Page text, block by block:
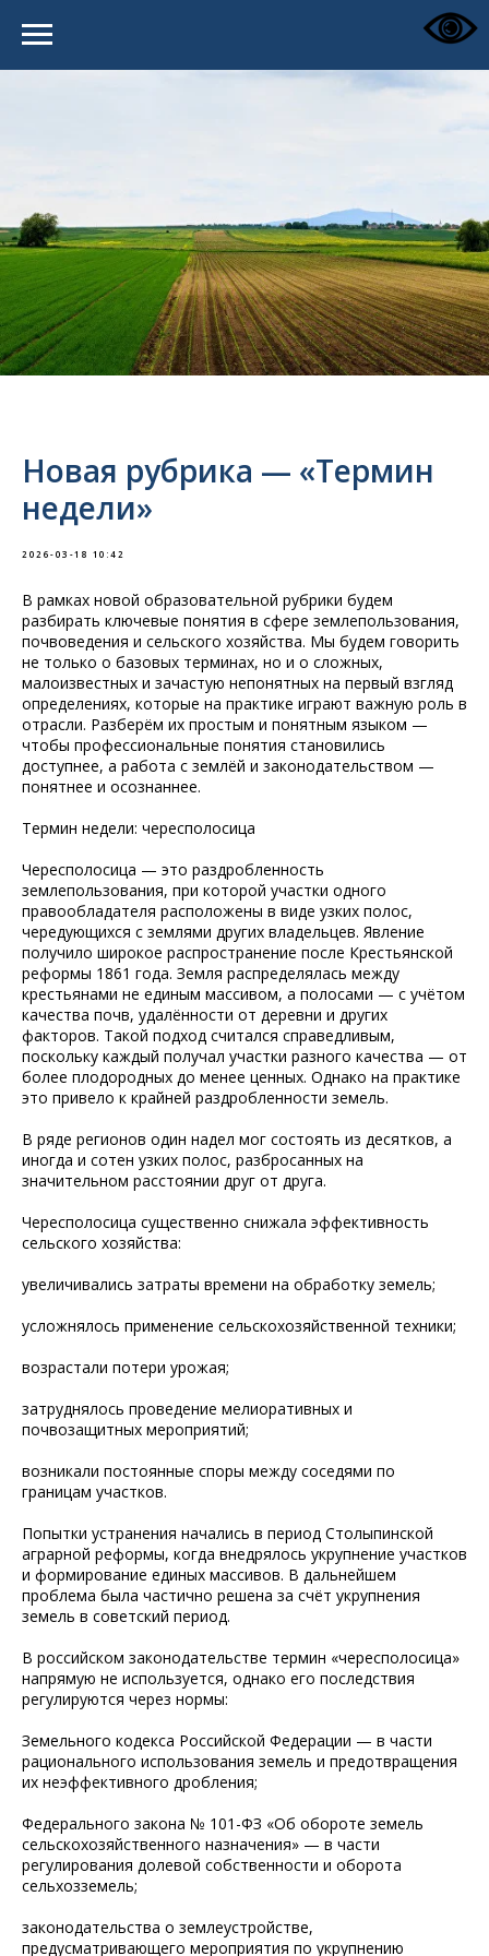
Новая рубрика — «Термин
недели»
2026-03-18 10:42
В рамках новой образовательной рубрики будем
разбирать ключевые понятия в сфере землепользования,
почвоведения и сельского хозяйства. Мы будем говорить
не только о базовых терминах, но и о сложных,
малоизвестных и зачастую непонятных на первый взгляд
определениях, которые на практике играют важную роль в
отрасли. Разберём их простым и понятным языком —
чтобы профессиональные понятия становились
доступнее, а работа с землёй и законодательством —
понятнее и осознаннее.
Термин недели: чересполосица
Чересполосица — это раздробленность
землепользования, при которой участки одного
правообладателя расположены в виде узких полос,
чередующихся с землями других владельцев. Явление
получило широкое распространение после Крестьянской
реформы 1861 года. Земля распределялась между
крестьянами не единым массивом, а полосами — с учётом
качества почв, удалённости от деревни и других
факторов. Такой подход считался справедливым,
поскольку каждый получал участки разного качества — от
более плодородных до менее ценных. Однако на практике
это привело к крайней раздробленности земель.
В ряде регионов один надел мог состоять из десятков, а
иногда и сотен узких полос, разбросанных на
значительном расстоянии друг от друга.
Чересполосица существенно снижала эффективность
сельского хозяйства:
увеличивались затраты времени на обработку земель;
усложнялось применение сельскохозяйственной техники;
возрастали потери урожая;
затруднялось проведение мелиоративных и
почвозащитных мероприятий;
возникали постоянные споры между соседями по
границам участков.
Попытки устранения начались в период Столыпинской
аграрной реформы, когда внедрялось укрупнение участков
и формирование единых массивов. В дальнейшем
проблема была частично решена за счёт укрупнения
земель в советский период.
В российском законодательстве термин «чересполосица»
напрямую не используется, однако его последствия
регулируются через нормы:
Земельного кодекса Российской Федерации — в части
рационального использования земель и предотвращения
их неэффективного дробления;
Федерального закона № 101-ФЗ «Об обороте земель
сельскохозяйственного назначения» — в части
регулирования долевой собственности и оборота
сельхозземель;
законодательства о землеустройстве,
предусматривающего мероприятия по укрупнению